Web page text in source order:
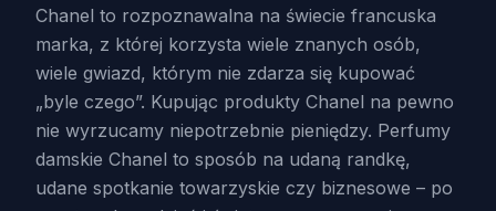
Chanel to rozpoznawalna na świecie francuska
marka, z której korzysta wiele znanych osób,
wiele gwiazd, którym nie zdarza się kupować
„byle czego”. Kupując produkty Chanel na pewno
nie wyrzucamy niepotrzebnie pieniędzy. Perfumy
damskie Chanel to sposób na udaną randkę,
udane spotkanie towarzyskie czy biznesowe – po